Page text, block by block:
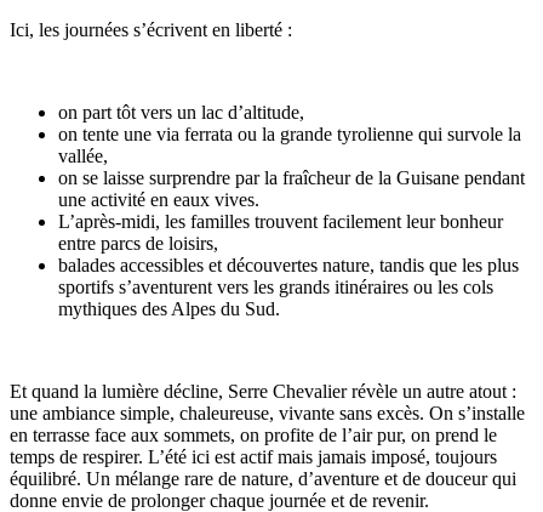
Ici, les journées s’écrivent en liberté :
on part tôt vers un lac d’altitude,
on tente une via ferrata ou la grande tyrolienne qui survole la
vallée,
on se laisse surprendre par la fraîcheur de la Guisane pendant
une activité en eaux vives.
L’après-midi, les familles trouvent facilement leur bonheur
entre parcs de loisirs,
balades accessibles et découvertes nature, tandis que les plus
sportifs s’aventurent vers les grands itinéraires ou les cols
mythiques des Alpes du Sud.
Et quand la lumière décline, Serre Chevalier révèle un autre atout :
une ambiance simple, chaleureuse, vivante sans excès. On s’installe
en terrasse face aux sommets, on profite de l’air pur, on prend le
temps de respirer. L’été ici est actif mais jamais imposé, toujours
équilibré. Un mélange rare de nature, d’aventure et de douceur qui
donne envie de prolonger chaque journée et de revenir.